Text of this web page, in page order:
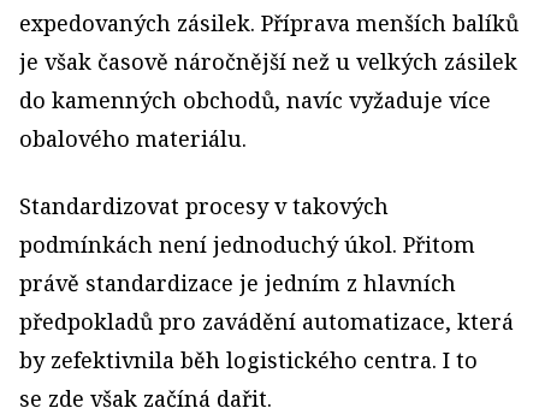
expedovaných zásilek. Příprava menších balíků
je však časově náročnější než u velkých zásilek
do kamenných obchodů, navíc vyžaduje více
obalového materiálu.
Standardizovat procesy v takových
podmínkách není jednoduchý úkol. Přitom
právě standardizace je jedním z hlavních
předpokladů pro zavádění automatizace, která
by zefektivnila běh logistického centra. I to
se zde však začíná dařit.